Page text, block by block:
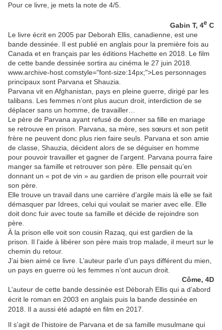
Pour ce livre, je mets la note de 4/5.
Gabin T, 4e C
Le livre écrit en 2005 par Deborah Ellis, canadienne, est une
bande dessinée. Il est publié en anglais pour la première fois au
Canada et en français par les éditions Hachette en 2018. Le film
de cette bande dessinée sortira au cinéma le 27 juin 2018.
www.archive-host.comstyle="font-size:14px;">Les personnages
principaux sont Parvana et Shauzia.
Parvana vit en Afghanistan, pays en pleine guerre, dirigé par les
talibans. Les femmes n’ont plus aucun droit, interdiction de se
déplacer sans un homme, de travailler…
Le père de Parvana ayant refusé de donner sa fille en mariage
se retrouve en prison. Parvana, sa mère, ses sœurs et son petit
frère ne peuvent donc plus rien faire seuls. Parvana et son amie
de classe, Shauzia, décident alors de se déguiser en homme
pour pouvoir travailler et gagner de l’argent. Parvana pourra faire
manger sa famille et retrouver son père. Elle pensait qu’en
donnant un « pot de vin » au gardien de prison elle pourrait voir
son père.
Elle trouve un travail dans une carrière d’argile mais là elle se fait
démasquer par Idrees, celui qui voulait se marier avec elle. Elle
doit donc fuir avec toute sa famille et décide de rejoindre son
père.
À la prison elle voit son cousin Razaq, qui est gardien de la
prison. Il l’aide à libérer son père mais trop malade, il meurt sur le
chemin du retour.
J’ai bien aimé ce livre. L’auteur parle d’un pays différent du mien,
un pays en guerre où les femmes n’ont aucun droit.
Côme, 4D
L’auteur de cette bande dessinée est Déborah Ellis qui a d’abord
écrit le roman en 2003 en anglais puis la bande dessinée en
2018. Il a aussi été adapté en film en 2017.
Il s’agit de l’histoire de Parvana et de sa famille musulmane qui